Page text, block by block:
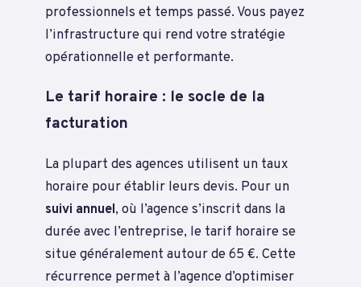
professionnels et temps passé. Vous payez
l’infrastructure qui rend votre stratégie
opérationnelle et performante.
Le tarif horaire : le socle de la
facturation
La plupart des agences utilisent un taux
horaire pour établir leurs devis. Pour un
suivi annuel, où l’agence s’inscrit dans la
durée avec l’entreprise, le tarif horaire se
situe généralement autour de 65 €. Cette
récurrence permet à l’agence d’optimiser